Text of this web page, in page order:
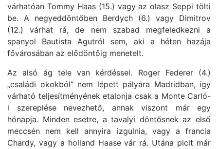
várhatóan Tommy Haas (15.) vagy az olasz Seppi tölti
be. A negyeddöntőben Berdych (6.) vagy Dimitrov
(12.) várhat rá, de nem szabad megfeledkezni a
spanyol Bautista Agutról sem, aki a héten hazája
fővárosában az elődöntőig menetelt.
Az alsó ág tele van kérdéssel. Roger Federer (4.)
„családi okokból” nem lépett pályára Madridban, így
várható teljesítményének etalonja csak a Monte Carló-
i szereplése nevezhető, annak viszont már egy
hónapja. Minden esetre, a tavalyi döntősnek az első
meccsén nem kell annyira izgulnia, vagy a francia
Chardy, vagy a holland Haase vár rá. Utána picit már